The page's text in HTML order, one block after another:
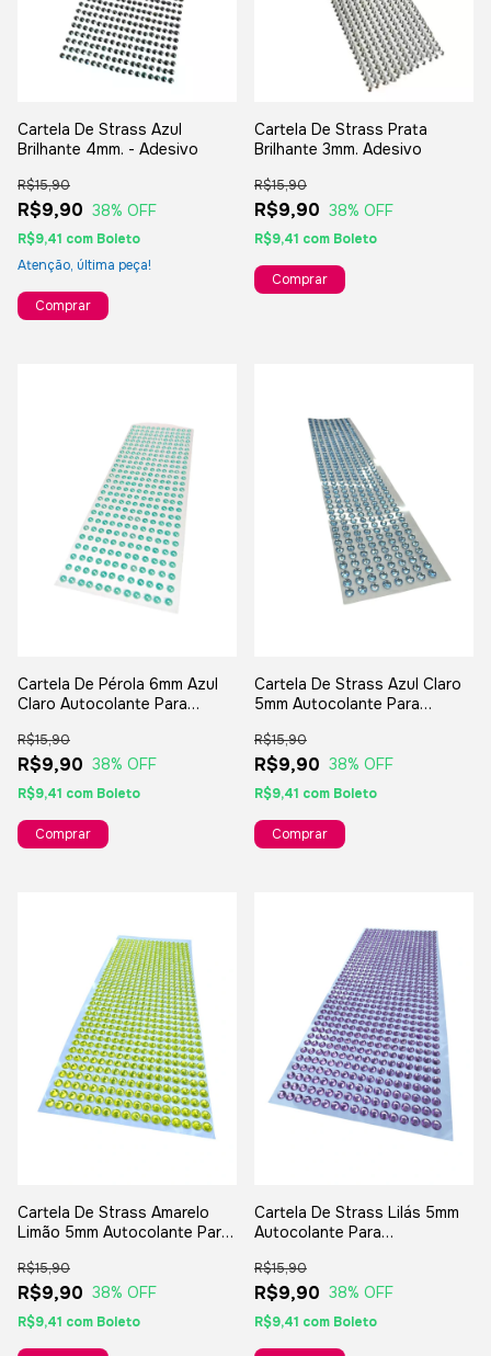
Cartela De Strass Azul
Brilhante 4mm. - Adesivo
R$9,90
R$15,90
38% OFF
R$9,41 com Boleto
Atenção, última peça!
Cartela De Strass Prata
Brilhante 3mm. Adesivo
R$9,90
R$15,90
38% OFF
R$9,41 com Boleto
Cartela De Pérola 6mm Azul
Claro Autocolante Para
R$9,90
R$15,90
38% OFF
R$9,41 com Boleto
Cartela De Strass Azul Claro
5mm Autocolante Para
R$9,90
R$15,90
38% OFF
R$9,41 com Boleto
Cartela De Strass Amarelo
Limão 5mm Autocolante Para
R$9,90
R$15,90
38% OFF
R$9,41 com Boleto
Cartela De Strass Lilás 5mm
Autocolante Para
R$9,90
R$15,90
38% OFF
R$9,41 com Boleto